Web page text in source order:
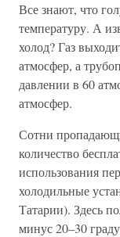
Все знают, что
температуру. А
холод? Газ
атмосфер, а
давлении в 60
атмосфер.
Сотни
количество
использования
холодильные
Татарии). Здесь
минус 20–30